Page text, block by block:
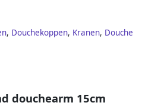
, Douchekoppen, Kranen, Douche
douchearm 15cm